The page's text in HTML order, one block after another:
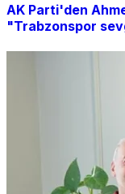
AK Parti'den
"Trabzonspor